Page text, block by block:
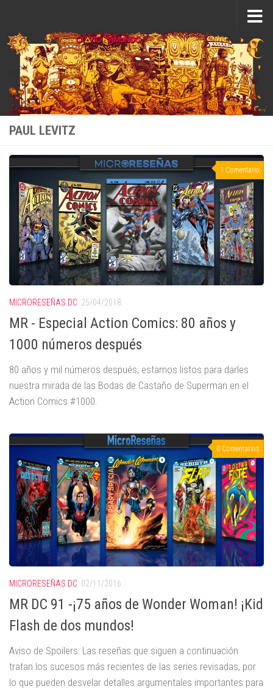
PAUL LEVITZ
1 Comentario
MICRORESEÑAS DC 25/04/2018
MR - Especial Action Comics: 80 años y
1000 números después
80 años y mil números después, estamos listos para darles
nuestra mirada de las Bodas de Castaño de Superman en el
Action Comics #1000.
0 Comentarios
MICRORESEÑAS DC 02/11/2016
MR DC 91 -¡75 años de Wonder Woman! ¡Kid
Flash de dos mundos!
Aviso de Spoilers: Las reseñas que siguen a continuación
tratan los sucesos más recientes de las series revisadas, por
lo que pueden desvelar detalles argumentales importantes para